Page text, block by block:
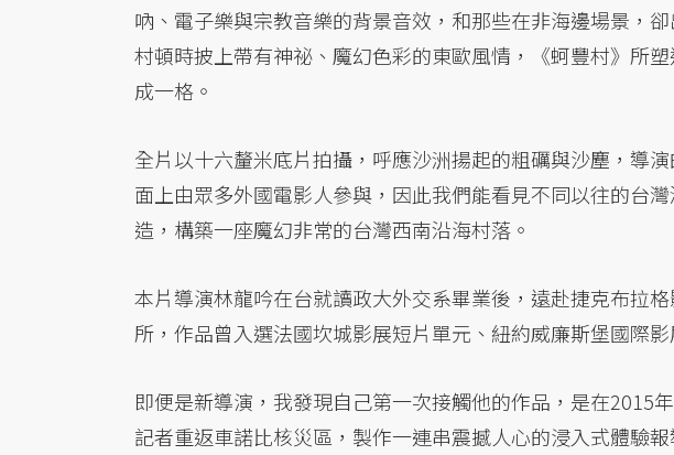
吶、電子樂與宗教音樂的背景音效，和那些在非海邊場景，
村頓時披上帶有神祕、魔幻色彩的東歐風情，《蚵豐村》所
成一格。
全片以十六釐米底片拍攝，呼應沙洲揚起的粗礪與沙塵，導
面上由眾多外國電影人參與，因此我們能看見不同以往的台
造，構築一座魔幻非常的台灣西南沿海村落。
本片導演林龍吟在台就讀政大外交系畢業後，遠赴捷克布拉
所，作品曾入選法國坎城影展短片單元、紐約威廉斯堡國際
即便是新導演，我發現自己第一次接觸他的作品，是在2015
記者重返車諾比核災區，製作一連串震撼人心的浸入式體驗